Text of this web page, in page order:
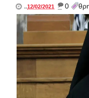
..12/02/2021 _ 0